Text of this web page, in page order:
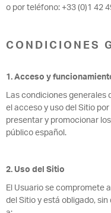
o por teléfono: +33 (0)1 42
CONDICIONES
1. Acceso y
Las condiciones generales
el acceso y uso del Sitio
presentar y promocionar
público español.
2. Uso del Sitio
El Usuario se compromete
del Sitio y está obligado,